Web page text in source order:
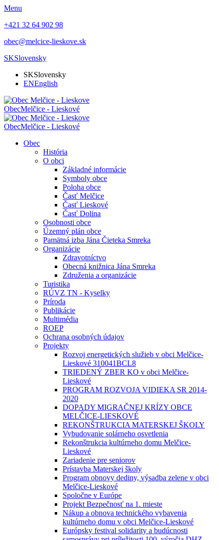
Menu
+421 32 64 902 98
obec@melcice-lieskove.sk
SKSlovensky
SKSlovensky
ENEnglish
ObecMelčice - Lieskové
ObecMelčice - Lieskové
Obec
História
O obci
Základné informácie
Symboly obce
Poloha obce
Časť Melčice
Časť Lieskové
Časť Dolina
Osobnosti obce
Územný plán obce
Pamätná izba Jána Čieteka Smreka
Organizácie
Zdravotníctvo
Obecná knižnica Jána Smreka
Združenia a organizácie
Turistika
RÚVZ TN - Kyselky
Príroda
Publikácie
Multimédia
ROEP
Ochrana osobných údajov
Projekty
Rozvoj energetických služieb v obci Melčice-
Lieskové 310041BCL8
TRIEDENÝ ZBER KO v obci Melčice-
Lieskové
PROGRAM ROZVOJA VIDIEKA SR 2014-
2020
DOPADY MIGRAČNEJ KRÍZY OBCE
MELČICE-LIESKOVÉ
REKONŠTRUKCIA MATERSKEJ ŠKOLY
Vybudovanie solárneho osvetlenia
Rekonštrukcia kultúrneho domu Melčice-
Lieskové
Zariadenie pre seniorov
Prístavba Materskej školy
Program obnovy dediny, výsadba zelene v obci
Melčice-Lieskové
Spoločne v Európe
Projekt Bezpečnosť na 1. mieste
Nákup a obnova technického vybavenia
kultúrneho domu v obci Melčice-Lieskové
Európsky festival solidarity a budúcnosti